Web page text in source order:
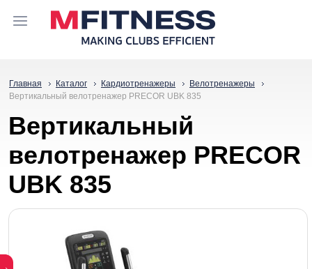
Главная Каталог Кардиотренажеры
Велотренажеры
Вертикальный велотренажер PRECOR UBK 835
Вертикальный
велотренажер PRECOR
UBK 835